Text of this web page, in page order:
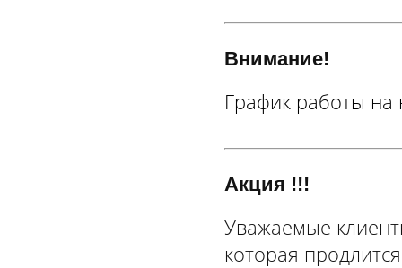
Внимание!
График работы на
Акция !!!
Уважаемые
которая